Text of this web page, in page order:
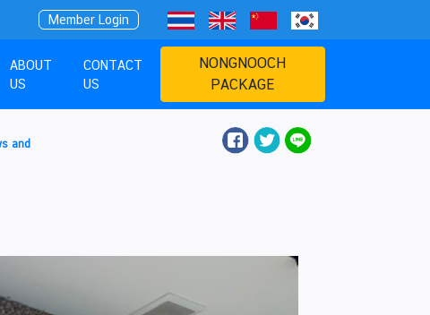
Member Login
ABOUT
US
CONTACT
US
NONGNOOCH
PACKAGE
and